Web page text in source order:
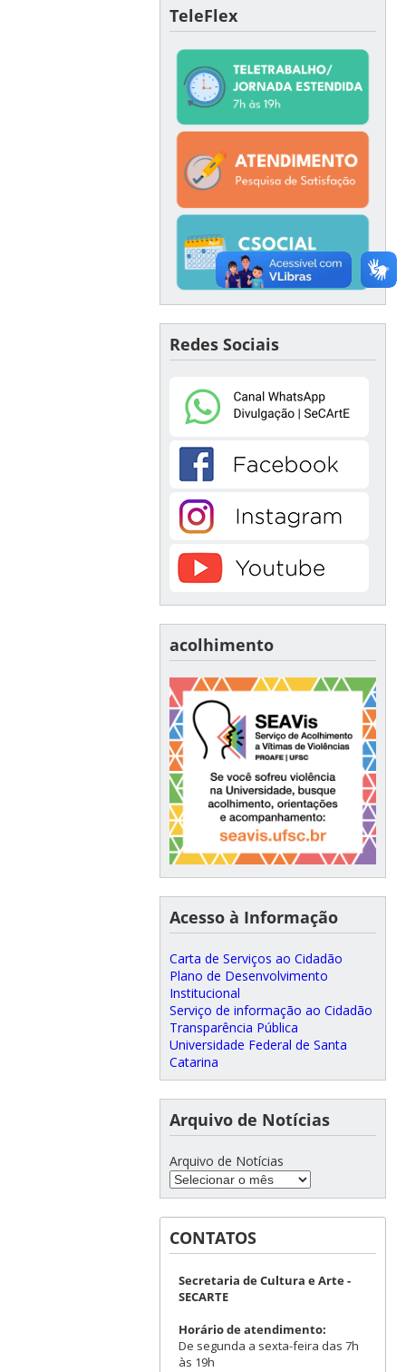
TeleFlex
Redes Sociais
acolhimento
Acesso à Informação
Carta de Serviços ao Cidadão
Plano de Desenvolvimento
Institucional
Serviço de informação ao Cidadão
Transparência Pública
Universidade Federal de Santa
Catarina
Arquivo de Notícias
Arquivo de Notícias
CONTATOS
Secretaria de Cultura e Arte -
SECARTE
Horário de atendimento:
De segunda a sexta-feira das 7h
às 19h